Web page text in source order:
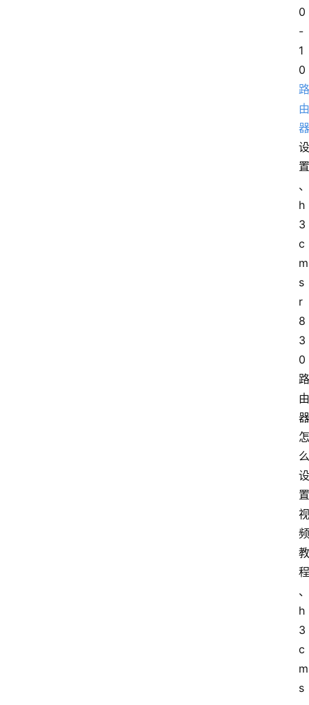
0
-
1
0
路
由
器
设
置
、
h
3
c
m
s
r
8
3
0
路
由
器
怎
么
设
置
视
频
教
程
、
h
3
c
m
s